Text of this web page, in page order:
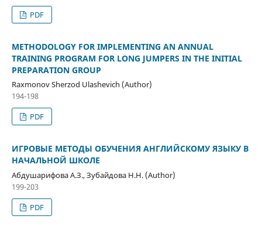
PDF
METHODOLOGY FOR IMPLEMENTING AN ANNUAL
TRAINING PROGRAM FOR LONG JUMPERS IN THE INITIAL
PREPARATION GROUP
Raxmonov Sherzod Ulashevich (Author)
194-198
PDF
ИГРОВЫЕ МЕТОДЫ ОБУЧЕНИЯ АНГЛИЙСКОМУ ЯЗЫКУ В
НАЧАЛЬНОЙ ШКОЛЕ
Абдушарифова А.З., Зубайдова Н.Н. (Author)
199-203
PDF